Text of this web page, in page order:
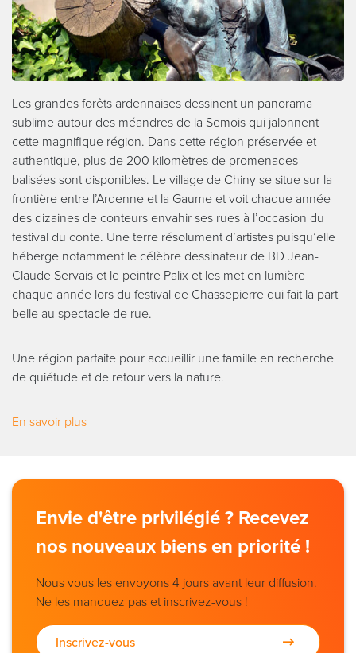
Les grandes forêts ardennaises dessinent un panorama
sublime autour des méandres de la Semois qui jalonnent
cette magnifique région. Dans cette région préservée et
authentique, plus de 200 kilomètres de promenades
balisées sont disponibles. Le village de Chiny se situe sur la
frontière entre l’Ardenne et la Gaume et voit chaque année
des dizaines de conteurs envahir ses rues à l’occasion du
festival du conte. Une terre résolument d’artistes puisqu’elle
héberge notamment le célèbre dessinateur de BD Jean-
Claude Servais et le peintre Palix et les met en lumière
chaque année lors du festival de Chassepierre qui fait la part
belle au spectacle de rue.
Une région parfaite pour accueillir une famille en recherche
de quiétude et de retour vers la nature.
En savoir plus
Envie d'être privilégié ? Recevez
nos nouveaux biens en priorité !
Nous vous les envoyons 4 jours avant leur diffusion.
Ne les manquez pas et inscrivez-vous !
Inscrivez-vous